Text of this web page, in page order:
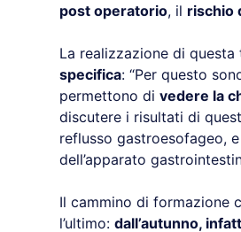
post operatorio, il rischio
La realizzazione di
specifica: “Per questo
permettono di vedere la
discutere i risultati di
reflusso gastroesofageo,
dell’apparato
Il cammino di formazione
l’ultimo: dall’autunno,